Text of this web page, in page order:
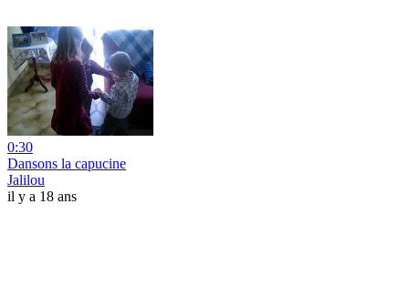
0:30
Dansons la capucine
Jalilou
il y a 18 ans